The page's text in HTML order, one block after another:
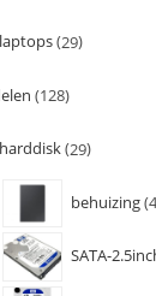
laptops 29
128
harddisk 29
behuizing 4
SATA-